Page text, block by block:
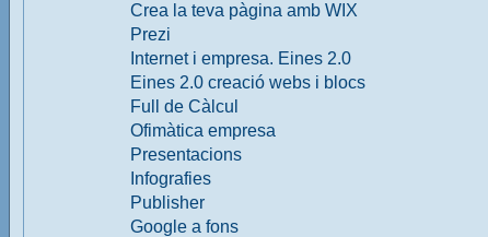
Crea la teva pàgina amb WIX
Prezi
Internet i empresa. Eines 2.0
Eines 2.0 creació webs i blocs
Full de Càlcul
Ofimàtica empresa
Presentacions
Infografies
Publisher
Google a fons